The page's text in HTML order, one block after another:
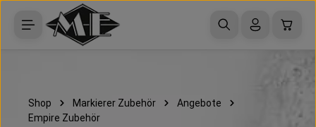
Zum Hauptinhalt springen
Shop Markierer Zubehör
Angebote
Empire Zubehör